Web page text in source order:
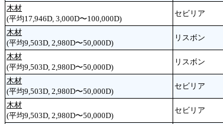
木材
(平均17,946D, 3,000D〜100,000D)
セビリア
木材
(平均9,503D, 2,980D〜50,000D)
リスボン
木材
(平均9,503D, 2,980D〜50,000D)
リスボン
木材
(平均9,503D, 2,980D〜50,000D)
セビリア
木材
(平均9,503D, 2,980D〜50,000D)
セビリア